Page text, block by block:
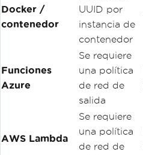
Docker /
contenedor
UUID por
instancia de
contenedor
Funciones
Azure
Se requiere
una política
de red de
salida
AWS Lambda
Se requiere
una política
de red de